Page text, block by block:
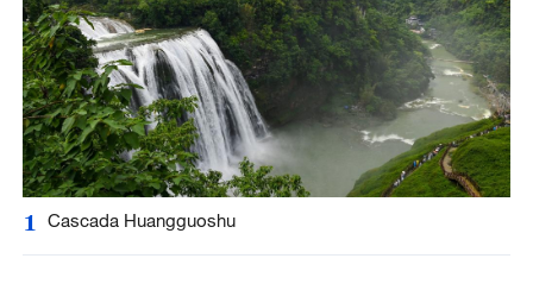
1 Cascada Huangguoshu